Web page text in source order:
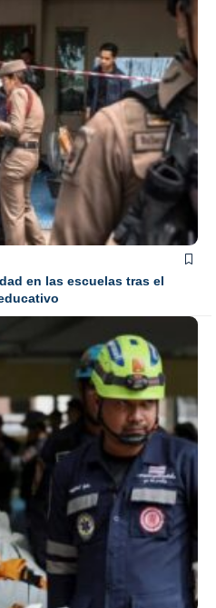
en las escuelas tras el